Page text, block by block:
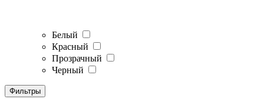
Белый
Красный
Прозрачный
Черный
Фильтры